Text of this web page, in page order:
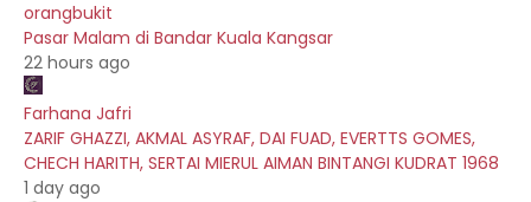
orangbukit
Pasar Malam di Bandar Kuala Kangsar
22 hours ago
Farhana Jafri
ZARIF GHAZZI, AKMAL ASYRAF, DAI FUAD, EVERTTS GOMES,
CHECH HARITH, SERTAI MIERUL AIMAN BINTANGI KUDRAT 1968
1 day ago